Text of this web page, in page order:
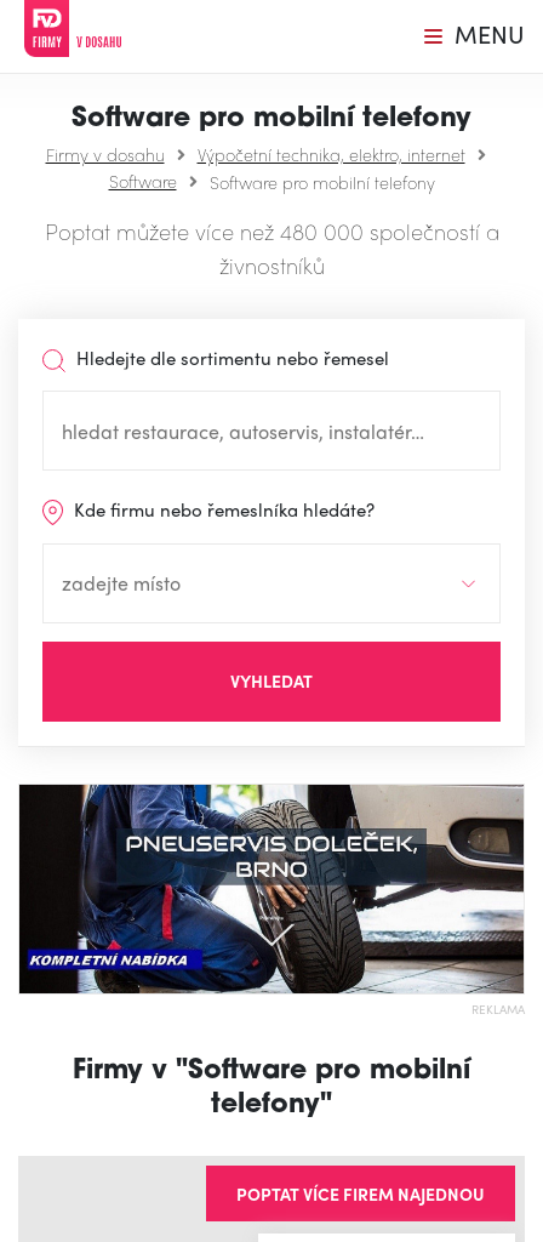
MENU
Software pro mobilní telefony
Firmy v dosahu
Výpočetní technika, elektro, internet
Software
Software pro mobilní telefony
Poptat můžete více než 480 000 společností a
živnostníků
Hledejte dle sortimentu nebo řemesel
Kde firmu nebo řemeslníka hledáte?
VYHLEDAT
REKLAMA
Firmy v "Software pro mobilní
telefony"
POPTAT VÍCE FIREM NAJEDNOU